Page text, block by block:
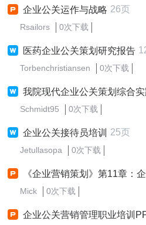
企业公关运作与战略 26页
Rsailors 0次下载
医药企业公关策划研究报告
Torbenchristiansen 0次下载
我院现代企业公关策划综合实践项
Schmidt95 0次下载
企业公关接待员培训 25页
Jetullasopa 0次下载
《企业营销策划》第11章：
Mick 0次下载
企业公关营销管理职业培训